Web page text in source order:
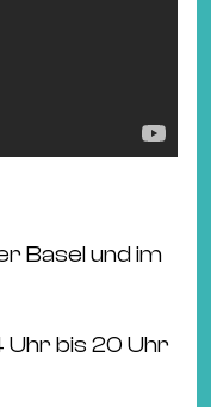
Basel und im
Uhr bis 20 Uhr